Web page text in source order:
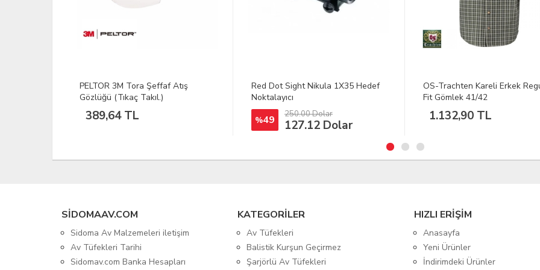
Red Dot Sight Nikula 1X35 Hedef
Noktalayıcı
%49 250.00 Dolar
OS-Trachten Kareli Erkek Regular
Fit Gömlek 41/42
1.132,90 TL
EKOL Thunder 550 6.35 MM
Tüfek Siyah
3.696,00 TL
SIDOMAAV.COM
Sidoma Av Malzemeleri iletişim
Av Tüfekleri Tarihi
Sidomav.com Banka Hesapları
KATEGORİLER
Av Tüfekleri
Balistik Kurşun Geçirmez
Şarjörlü Av Tüfekleri
HIZLI ERİŞİM
Anasayfa
Yeni Ürünler
İndirimdeki Ürünler